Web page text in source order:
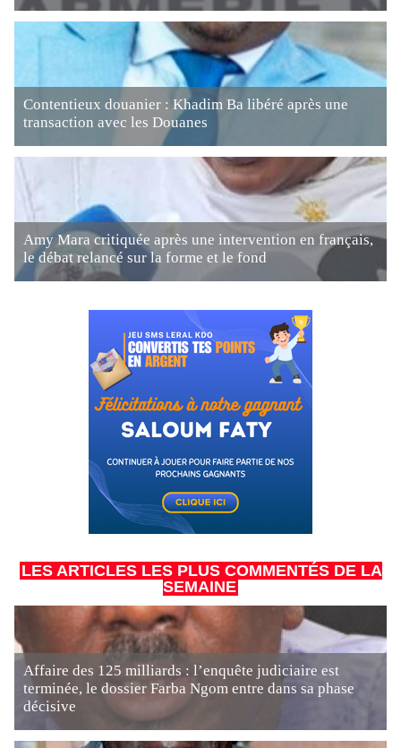
Contentieux douanier : Khadim Ba libéré après une
transaction avec les Douanes
Amy Mara critiquée après une intervention en français,
le débat relancé sur la forme et le fond
LES ARTICLES LES PLUS COMMENTÉS DE LA
SEMAINE
Affaire des 125 milliards : l’enquête judiciaire est
terminée, le dossier Farba Ngom entre dans sa phase
décisive